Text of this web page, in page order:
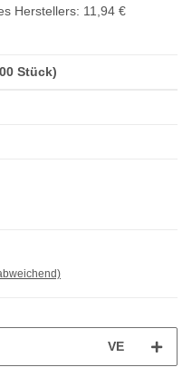
Herstellers: 11,94 €
Stück)
VE